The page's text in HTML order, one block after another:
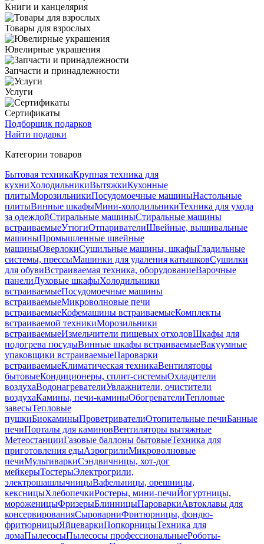
Книги и канцелярия
Товары для взрослых
Ювелирные украшения
Запчасти и принадлежности
Услуги
Сертификаты
Подборщик подарков
Найти подарки
Категории товаров
Бытовая техникаКрупная техника для
кухниХолодильникиВытяжкиКухонные
плитыМорозильникиПосудомоечные машиныНастольные
плитыВинные шкафыМини-холодильникиТехника для ухода
за одеждойСтиральные машиныСтиральные машины
встраиваемыеУтюгиОтпаривателиШвейные, вышивальные
машиныПромышленные швейные
машиныОверлокиСушильные машины, шкафыГладильные
системы, прессыМашинки для удаления катышковСушилки
для обувиВстраиваемая техника, оборудованиеВарочные
панелиДуховые шкафыХолодильники
встраиваемыеПосудомоечные машины
встраиваемыеМикроволновые печи
встраиваемыеКофемашины встраиваемыеКомплекты
встраиваемой техникиМорозильники
встраиваемыеИзмельчители пищевых отходовШкафы для
подогрева посудыВинные шкафы встраиваемыеВакуумные
упаковщики встраиваемыеПароварки
встраиваемыеКлиматическая техникаВентиляторы
бытовыеКондиционеры, сплит-системыОхладители
воздухаВодонагревателиУвлажнители, очистители
воздухаКамины, печи-каминыОбогревателиТепловые
завесыТепловые
пушкиБиокаминыПроветривателиОтопительные печиБанные
печиПорталы для каминовВентиляторы вытяжные
МетеостанцииГазовые баллоны бытовыеТехника для
приготовления едыАэрогрилиМикроволновые
печиМультиваркиСэндвичницы, хот-дог
мейкерыТостерыЭлектрогрили,
электрошашлычницыВафельницы, орешницы,
кексницыХлебопечкиРостеры, мини-печиЙогуртницы,
мороженицыФризерыБлинницыПароваркиАвтоклавы для
консервированияСыроварниФритюрницы, фондю-
фритюрницыЯйцеваркиПопкорницыТехника для
домаПылесосыПылесосы профессиональныеРоботы-